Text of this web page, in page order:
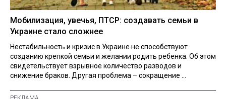
Мобилизация, увечья, ПТСР: создавать семьи в
Украине стало сложнее
Нестабильность и кризис в Украине не способствуют
созданию крепкой семьи и желании родить ребенка. Об этом
свидетельствует взрывное количество разводов и
снижение браков. Другая проблема – сокращение ...